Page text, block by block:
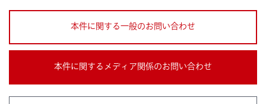
本件に関する一般のお問い合わせ
本件に関するメディア関係のお問い合わせ